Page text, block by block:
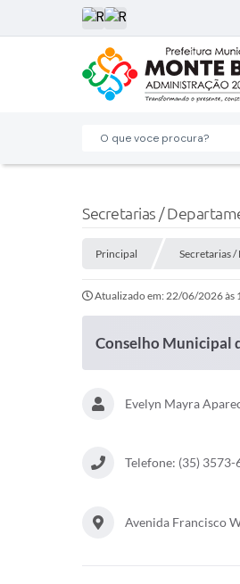
O que voce procura?
Secretarias /
Principal Secretarias
Atualizado em: 22/06/2026 às
Conselho Municipal
Evelyn Mayra
Telefone: (35) 3573-
Avenida Francisco